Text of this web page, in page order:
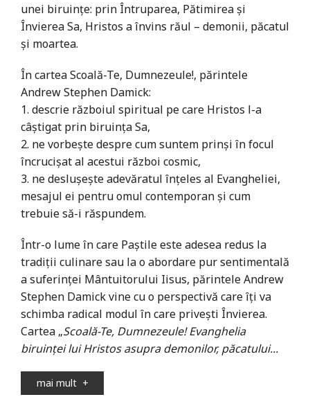
unei biruinţe: prin Întruparea, Pătimirea și
Învierea Sa, Hristos a învins răul – demonii, păcatul
și moartea.
În cartea Scoală-Te, Dumnezeule!, părintele
Andrew Stephen Damick:
1. descrie războiul spiritual pe care Hristos l-a
câștigat prin biruinţa Sa,
2. ne vorbeşte despre cum suntem prinși în focul
încrucișat al acestui război cosmic,
3. ne deslușește adevăratul înțeles al Evangheliei,
mesajul ei pentru omul contemporan și cum
trebuie să-i răspundem.
Într-o lume în care Paştile este adesea redus la
tradiții culinare sau la o abordare pur sentimentală
a suferinței Mântuitorului Iisus, părintele Andrew
Stephen Damick vine cu o perspectivă care îți va
schimba radical modul în care privești Învierea.
Cartea „Scoală-Te, Dumnezeule! Evanghelia
biruinței lui Hristos asupra demonilor, păcatului...
mai mult +